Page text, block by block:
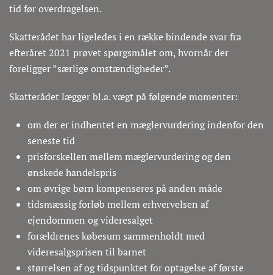
tid før overdragelsen.
Skatterådet har ligeledes i en række bindende svar fra
efteråret 2021 prøvet spørgsmålet om, hvornår der
foreligger ”særlige omstændigheder”.
Skatterådet lægger bl.a. vægt på følgende momenter:
om der er indhentet en mæglervurdering indenfor den
seneste tid
prisforskellen mellem mæglervurdering og den
ønskede handelspris
om øvrige børn kompenseres på anden måde
tidsmæssig forløb mellem erhvervelsen af
ejendommen og videresalget
forældrenes købesum sammenholdt med
videresalgsprisen til barnet
størrelsen af og tidspunktet for optagelse af første